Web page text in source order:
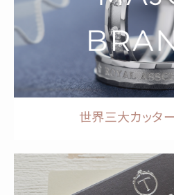
世界三大カッタ